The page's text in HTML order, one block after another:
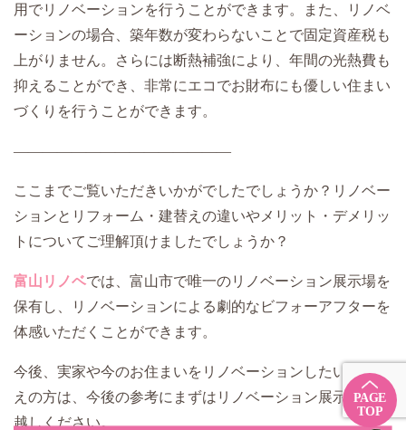
用でリノベーションを行うことができます。また、リノベ
ーションの場合、築年数が変わらないことで固定資産税も
上がりません。さらには断熱補強により、年間の光熱費も
抑えることができ、非常にエコでお財布にも優しい住まい
づくりを行うことができます。
―――――――――――――――
ここまでご覧いただきいかがでしたでしょうか？リノベー
ションとリフォーム・建替えの違いやメリット・デメリッ
トについてご理解頂けましたでしょうか？
富山リノベでは、富山市で唯一のリノベーション展示場を
保有し、リノベーションによる劇的なビフォーアフターを
体感いただくことができます。
今後、実家や今のお住まいをリノベーションしたいとお考
えの方は、今後の参考にまずはリノベーション展示場へお
越しください。
PAGE
TOP